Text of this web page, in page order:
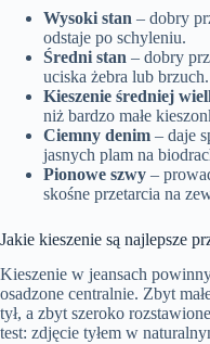
Wysoki stan – dobry
odstaje po schyleniu.
Średni stan – dobry
uciska żebra lub brzuch.
Kieszenie średniej
niż bardzo małe
Ciemny denim – daje
jasnych plam na
Pionowe szwy –
skośne przetarcia na
Jakie kieszenie są najlepsze
Kieszenie w jeansach
osadzone centralnie. Zbyt
tył, a zbyt szeroko
test: zdjęcie tyłem w